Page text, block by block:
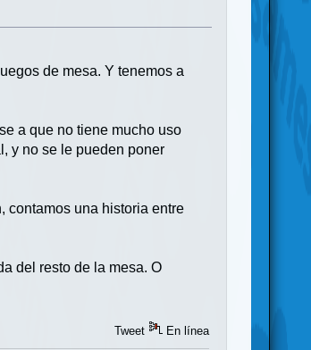
de mesa. Y tenemos a
a que no tiene mucho uso
y no se le pueden poner
contamos una historia entre
del resto de la mesa. O
Tweet En línea